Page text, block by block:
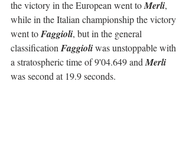
the victory in the European went to Merli,
while in the Italian championship the victory
went to Faggioli, but in the general
classification Faggioli was unstoppable with
a stratospheric time of 9'04.649 and Merli
was second at 19.9 seconds.